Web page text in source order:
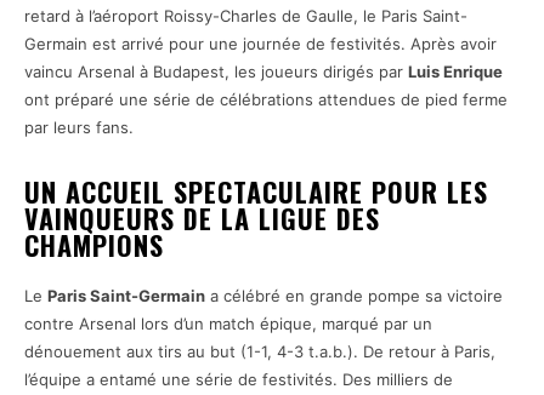
retard à l’aéroport Roissy-Charles de Gaulle, le Paris Saint-
Germain est arrivé pour une journée de festivités. Après avoir
vaincu Arsenal à Budapest, les joueurs dirigés par Luis Enrique
ont préparé une série de célébrations attendues de pied ferme
par leurs fans.
UN ACCUEIL SPECTACULAIRE POUR LES
VAINQUEURS DE LA LIGUE DES
CHAMPIONS
Le Paris Saint-Germain a célébré en grande pompe sa victoire
contre Arsenal lors d’un match épique, marqué par un
dénouement aux tirs au but (1-1, 4-3 t.a.b.). De retour à Paris,
l’équipe a entamé une série de festivités. Des milliers de